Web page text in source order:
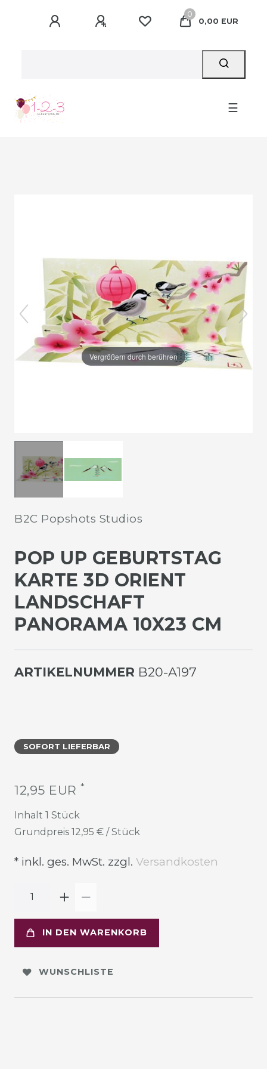
0
0,00 EUR
☰
Vergrößern durch berühren
B2C Popshots Studios
POP UP GEBURTSTAG
KARTE 3D ORIENT
LANDSCHAFT
PANORAMA 10X23 CM
ARTIKELNUMMER B20-A197
SOFORT LIEFERBAR
12,95 EUR *
Inhalt 1 Stück
Grundpreis 12,95 € / Stück
* inkl. ges. MwSt. zzgl. Versandkosten
IN DEN WARENKORB
WUNSCHLISTE